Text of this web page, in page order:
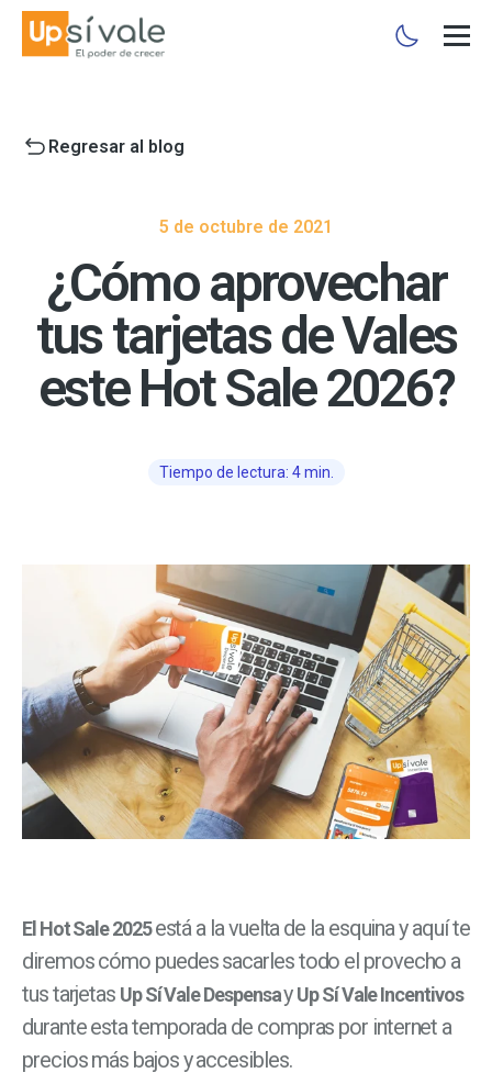
Regresar al blog
5 de octubre de 2021
¿Cómo aprovechar
tus tarjetas de Vales
este Hot Sale 2026?
Tiempo de lectura: 4 min.
El Hot Sale 2025 está a la vuelta de la esquina y aquí te
diremos cómo puedes sacarles todo el provecho a
tus tarjetas Up Sí Vale DespensayUp Sí Vale Incentivos
durante esta temporada de compras por internet a
precios más bajos y accesibles.